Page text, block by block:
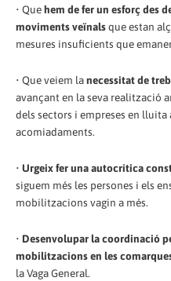
• Quehem de fer un esforç des
moviments veïnalsque estan
mesures insuficients que
• Que veiem lanecessitat de
avançant en la seva realització
dels sectors i empreses en lluita
acomiadaments.
• Urgeix fer una autocrítica
siguem més les persones i els
mobilitzacions vagin a més.
• Desenvolupar la coordinació
mobilitzacions en les
la Vaga General.